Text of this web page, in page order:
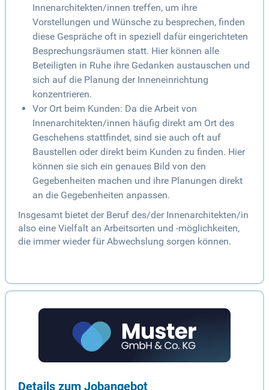
Innenarchitekten/innen treffen, um ihre
Vorstellungen und Wünsche zu besprechen, finden
diese Gespräche oft in speziell dafür eingerichteten
Besprechungsräumen statt. Hier können alle
Beteiligten in Ruhe ihre Gedanken austauschen und
sich auf die Planung der Inneneinrichtung
konzentrieren.
Vor Ort beim Kunden: Da die Arbeit von
Innenarchitekten/innen häufig direkt am Ort des
Geschehens stattfindet, sind sie auch oft auf
Baustellen oder direkt beim Kunden zu finden. Hier
können sie sich ein genaues Bild von den
Gegebenheiten machen und ihre Planungen direkt
an die Gegebenheiten anpassen.
Insgesamt bietet der Beruf des/der Innenarchitekten/in
also eine Vielfalt an Arbeitsorten und -möglichkeiten,
die immer wieder für Abwechslung sorgen können.
Details zum Jobangebot